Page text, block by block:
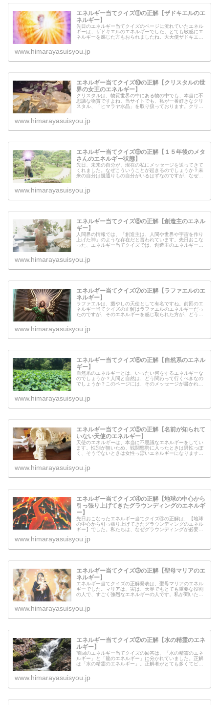
エネルギー当てクイズ⑪の正解【ザドキエルのエ
ネルギー】
先日のエネルギー当てクイズのページに流れていたエネル
ギーは、ザドキエルのエネルギーでした。とても敏感にエ
ネルギーを感じた方もおられましたね。大天使ザドキエル
www.himarayasuisyou.jp
エネルギー当てクイズ⑩の正解【クリスタルの世
界の女王のエネルギー】
クリスタルは、物質世界の中にある物の中でも、本当に不
思議な物質ですよね。当サイトでも、私が一番好きなクリ
スタル、「ヒマラヤ水晶」を取り扱っております。クリス
www.himarayasuisyou.jp
エネルギー当てクイズ⑨の正解【１５年後のメタ
さんのエネルギー状態】
先日、未来の自分が、現在の私にメッセージを送ってきて
くれました。なぜこういうことが起きるのでしょうか？未
来の自分は幾通りもの自分がいるはずなのですが、なぜ限
www.himarayasuisyou.jp
エネルギー当てクイズ⑧の正解【創造主のエネル
ギー】
人間界の情報では、「創造主は、人間や世界や宇宙を作り
上げた神」のような存在だと言われています。先日おこな
った、エネルギー当てクイズでは、創造主のエネルギーを
www.himarayasuisyou.jp
エネルギー当てクイズ⑦の正解【ラファエルのエ
ネルギー】
ラファエルは、癒やしの天使として有名ですね。前回のエ
ネルギー当てクイズの正解はラファエルのエネルギーだっ
たのですが、そのエネルギーを感じ取られた方が、どうい
www.himarayasuisyou.jp
エネルギー当てクイズ⑥の正解【自然系のエネル
ギー】
自然系のエネルギーとは、いったい何をするエネルギーな
のでしょうか？人間と自然は、どう関わって行くべきなの
でしょうか？このページには、そのメッセージが書かれて
www.himarayasuisyou.jp
エネルギー当てクイズ⑤の正解【名前が知られて
いない天使のエネルギー】
天使のエネルギーは、本当に不思議なエネルギーをしてい
ます。性別が無いため、戦闘態勢に入ったときは男性っぽ
く、そうでないときは女性っぽいエネルギーになります。
www.himarayasuisyou.jp
エネルギー当てクイズ④の正解【地球の中心から
引っ張り上げてきたグラウンディングのエネルギ
ー】
先日おこなったエネルギー当てクイズ④の正解は、【地球
の中心から引っ張り上げてきたグラウンディングのエネル
ギー】でした。私たちは、なぜグラウンディングが必要だ
健康だったりするのでしょうか？そ...
www.himarayasuisyou.jp
エネルギー当てクイズ③の正解【聖母マリアのエ
ネルギー】
エネルギー当てクイズの正解発表は、聖母マリアのエネル
ギーでした。マリアは、実は、天界でもとても重要な役割
の人で、すごく強烈なエネルギーの人です。私が聞いた話
ます。いったいどういうことが起き...
www.himarayasuisyou.jp
エネルギー当てクイズ②の正解【水の精霊のエネ
ルギー】
前回のエネルギー当てクイズの回答は、「水の精霊のエネ
ルギー」と「龍のエネルギー」に分かれていました。正解
は「水の精霊のエネルギー」。正解者がとても多くてビッ
ネルギー」この２つの回答しか出て...
www.himarayasuisyou.jp